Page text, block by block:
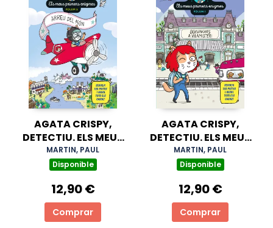
AGATA CRISPY,
DETECTIU. ELS MEUS
PRIMERS ENIGMES
VOL.2
MARTIN, PAUL
Disponible
12,90 €
Comprar
AGATA CRISPY,
DETECTIU. ELS MEUS
PRIMERS ENIGMES
VOL.1
MARTIN, PAUL
Disponible
12,90 €
Comprar